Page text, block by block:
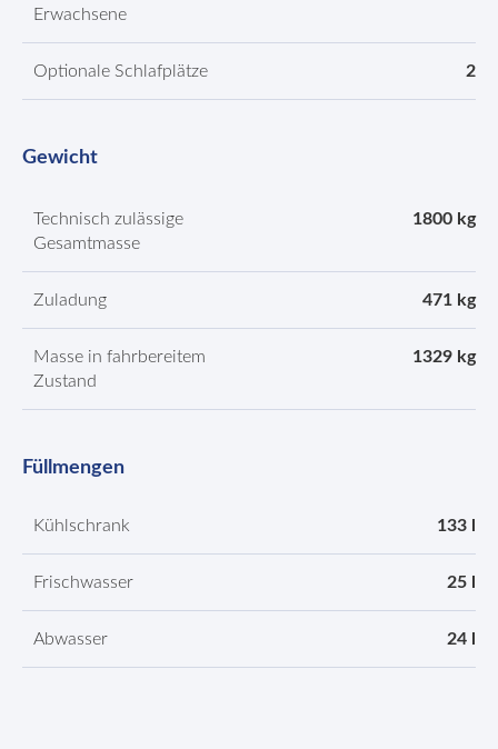
Erwachsene
Optionale Schlafplätze 2
Gewicht
Technisch zulässige
Gesamtmasse
1800 kg
Zuladung 471 kg
Masse in fahrbereitem
Zustand
1329 kg
Füllmengen
Kühlschrank 133 l
Frischwasser 25 l
Abwasser 24 l